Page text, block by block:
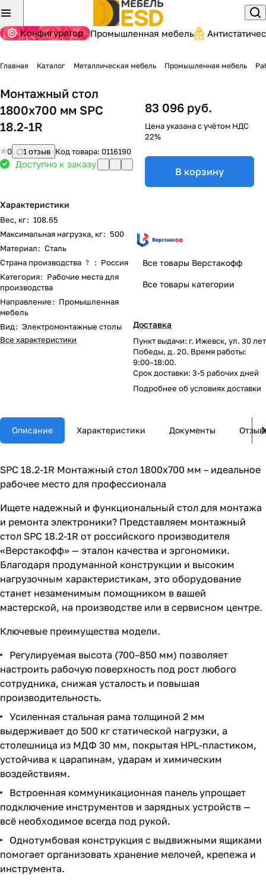
Конфигуратор Промышленная мебель
Главная Каталог Металлическая мебель Промышленная мебель
Монтажный стол
1800x700 мм SPC
18.2-1R
0 1 отзыв Код товара: 0116190
Доступно к заказу
Характеристики
Вес, кг: 108.65
Максимальная нагрузка, кг: 500
Материал: Сталь
Страна производства ? : Россия
Категория: Рабочие места для
производства
Направление: Промышленная
мебель
Вид: Электромонтажные столы
Все характеристики
83 096 руб.
Цена указана с учётом НДС
22%
В корзину
Все товары Верстакофф
Все товары категории
Доставка
Пункт выдачи: г. Ижевск, ул. 30 лет
Победы, д. 20. Время работы:
9:00–18:00.
Срок доставки: 3-5 рабочих дней
Подробнее обусловиях доставки
Описание Характеристики Документы
SPC 18.2-1R Монтажный стол 1800x700 мм – идеальное
рабочее место для профессионала
Ищете надежный и функциональный стол для монтажа
и ремонта электроники? Представляем монтажный
стол SPC 18.2-1R от российского производителя
«Верстакофф» — эталон качества и эргономики.
Благодаря продуманной конструкции и высоким
нагрузочным характеристикам, это оборудование
станет незаменимым помощником в вашей
мастерской, на производстве или в сервисном центре.
Ключевые преимущества модели.
Регулируемая высота (700–850 мм) позволяет
настроить рабочую поверхность под рост любого
сотрудника, снижая усталость и повышая
производительность.
Усиленная стальная рама толщиной 2 мм
выдерживает до 500 кг статической нагрузки, а
столешница из МДФ 30 мм, покрытая HPL-пластиком,
устойчива к царапинам, ударам и химическим
воздействиям.
Встроенная коммуникационная панель упрощает
подключение инструментов и зарядных устройств —
всё необходимое всегда под рукой.
Однотумбовая конструкция с выдвижными ящиками
помогает организовать хранение мелочей, крепежа и
инструмента.